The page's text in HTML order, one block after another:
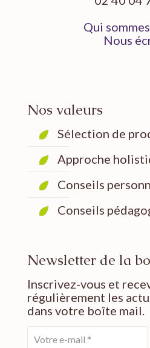
Qui
Nous
Nos valeurs
Sélection de
Approche
Conseils
Conseils
Newsletter de la
Inscrivez-vous et
régulièrement les
dans votre boîte mail.